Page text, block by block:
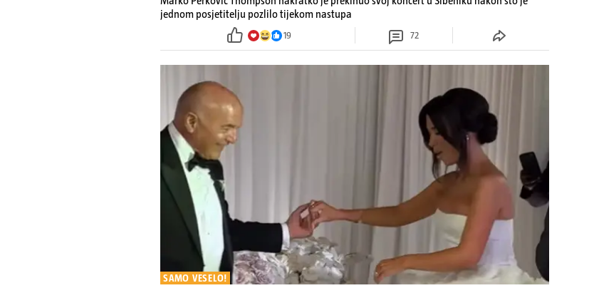
jednom posjetitelju pozlilo tijekom nastupa
19 72
SAMO VESELO!